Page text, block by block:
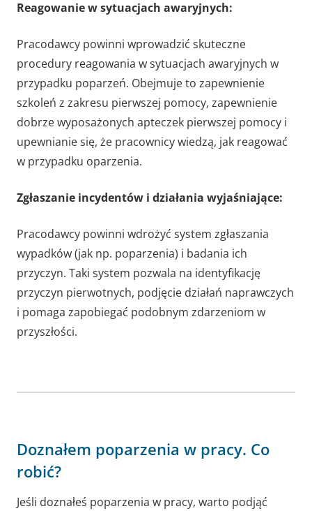
Reagowanie w sytuacjach awaryjnych:
Pracodawcy powinni wprowadzić skuteczne
procedury reagowania w sytuacjach awaryjnych w
przypadku poparzeń. Obejmuje to zapewnienie
szkoleń z zakresu pierwszej pomocy, zapewnienie
dobrze wyposażonych apteczek pierwszej pomocy i
upewnianie się, że pracownicy wiedzą, jak reagować
w przypadku oparzenia.
Zgłaszanie incydentów i działania wyjaśniające:
Pracodawcy powinni wdrożyć system zgłaszania
wypadków (jak np. poparzenia) i badania ich
przyczyn. Taki system pozwala na identyfikację
przyczyn pierwotnych, podjęcie działań naprawczych
i pomaga zapobiegać podobnym zdarzeniom w
przyszłości.
Doznałem poparzenia w pracy. Co
robić?
Jeśli doznałeś poparzenia w pracy, warto podjąć